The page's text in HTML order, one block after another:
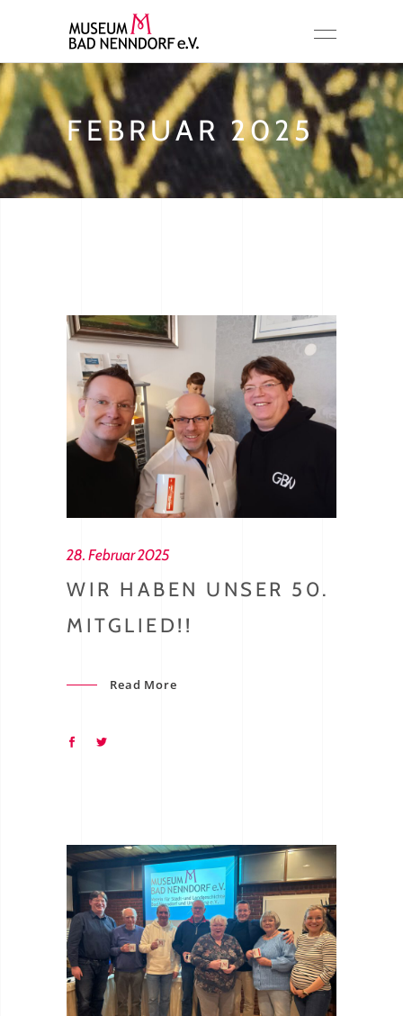
FEBRUAR 2025
28. Februar 2025
WIR HABEN UNSER 50.
MITGLIED!!
Read More